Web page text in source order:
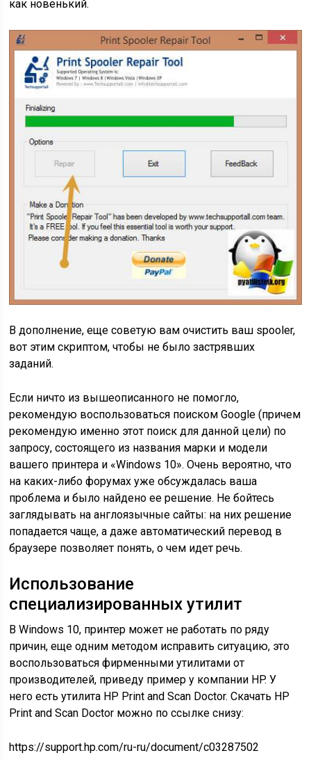
как новенький.
В дополнение, еще советую вам очистить ваш spooler,
вот этим скриптом, чтобы не было застрявших
заданий.
Если ничто из вышеописанного не помогло,
рекомендую воспользоваться поиском Google (причем
рекомендую именно этот поиск для данной цели) по
запросу, состоящего из названия марки и модели
вашего принтера и «Windows 10». Очень вероятно, что
на каких-либо форумах уже обсуждалась ваша
проблема и было найдено ее решение. Не бойтесь
заглядывать на англоязычные сайты: на них решение
попадается чаще, а даже автоматический перевод в
браузере позволяет понять, о чем идет речь.
Использование
специализированных утилит
В Windows 10, принтер может не работать по ряду
причин, еще одним методом исправить ситуацию, это
воспользоваться фирменными утилитами от
производителей, приведу пример у компании HP. У
него есть утилита HP Print and Scan Doctor. Скачать HP
Print and Scan Doctor можно по ссылке снизу:
https://support.hp.com/ru-ru/document/c03287502